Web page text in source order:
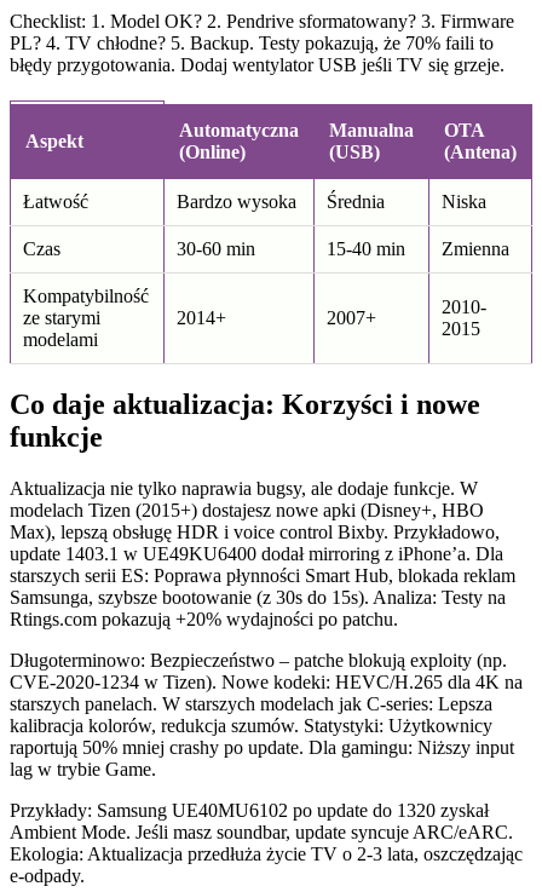
Checklist: 1. Model OK? 2. Pendrive sformatowany? 3. Firmware
PL? 4. TV chłodne? 5. Backup. Testy pokazują, że 70% faili to
błędy przygotowania. Dodaj wentylator USB jeśli TV się grzeje.
Aspekt
Automatyczna
(Online)
Manualna
(USB)
OTA
(Antena)
Łatwość Bardzo wysoka Średnia Niska
Czas 30-60 min 15-40 min Zmienna
Kompatybilność
ze starymi
modelami
2014+ 2007+
2010-
2015
Co daje aktualizacja: Korzyści i nowe
funkcje
Aktualizacja nie tylko naprawia bugsy, ale dodaje funkcje. W
modelach Tizen (2015+) dostajesz nowe apki (Disney+, HBO
Max), lepszą obsługę HDR i voice control Bixby. Przykładowo,
update 1403.1 w UE49KU6400 dodał mirroring z iPhone’a. Dla
starszych serii ES: Poprawa płynności Smart Hub, blokada reklam
Samsunga, szybsze bootowanie (z 30s do 15s). Analiza: Testy na
Rtings.com pokazują +20% wydajności po patchu.
Długoterminowo: Bezpieczeństwo – patche blokują exploity (np.
CVE-2020-1234 w Tizen). Nowe kodeki: HEVC/H.265 dla 4K na
starszych panelach. W starszych modelach jak C-series: Lepsza
kalibracja kolorów, redukcja szumów. Statystyki: Użytkownicy
raportują 50% mniej crashy po update. Dla gamingu: Niższy input
lag w trybie Game.
Przykłady: Samsung UE40MU6102 po update do 1320 zyskał
Ambient Mode. Jeśli masz soundbar, update syncuje ARC/eARC.
Ekologia: Aktualizacja przedłuża życie TV o 2-3 lata, oszczędzając
e-odpady.